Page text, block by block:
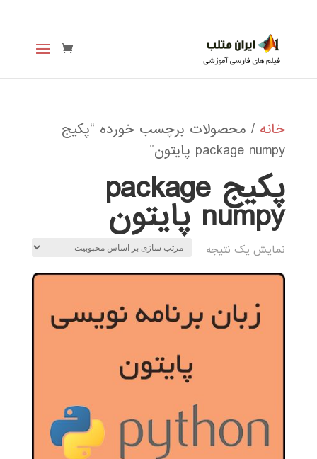
خانه / محصولات برچسب خورده “پکیج
package numpy پایتون”
پکیج package
numpy پایتون
نمایش یک نتیجه